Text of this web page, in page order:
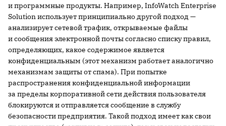
и программные продукты. Например, InfoWatch Enterprise
Solution использует принципиально другой подход —
анализирует сетевой трафик, открываемые файлы
и сообщения электронной почты согласно списку правил,
определяющих, какое содержимое является
конфиденциальным (этот механизм работает аналогично
механизмам защиты от спама). При попытке
распространения конфиденциальной информации
за пределы корпоративной сети действия пользователя
блокируются и отправляется сообщение в службу
безопасности предприятия. Такой подход имеет как свои